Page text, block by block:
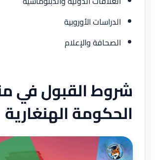
الدراسات الأوروبية
الصحافة والإعلام
شروط القبول في
الحكومة الهنغارية